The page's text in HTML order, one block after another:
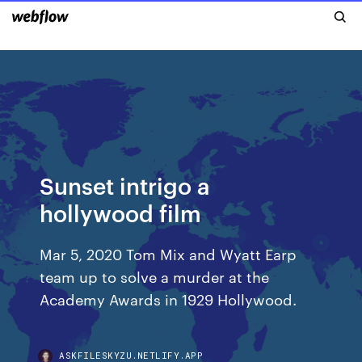
Sunset intrigo a
hollywood film
Mar 5, 2020 Tom Mix and Wyatt Earp
team up to solve a murder at the
Academy Awards in 1929 Hollywood.
ASKFILESKYZU.NETLIFY.APP